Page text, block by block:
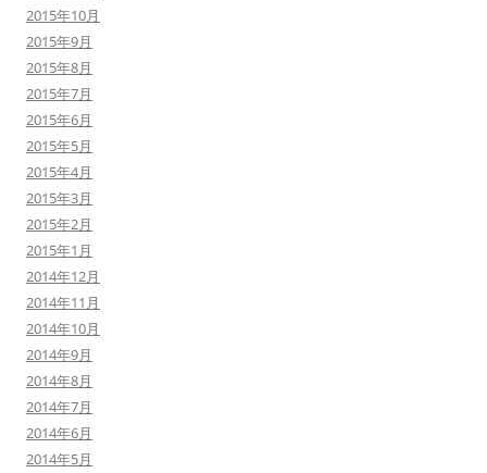
2015年10月
2015年9月
2015年8月
2015年7月
2015年6月
2015年5月
2015年4月
2015年3月
2015年2月
2015年1月
2014年12月
2014年11月
2014年10月
2014年9月
2014年8月
2014年7月
2014年6月
2014年5月